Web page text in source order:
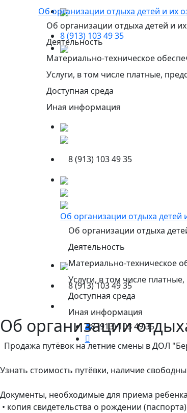
8 (913) 103 49 35
Об организации отдыха детей и их
Об организации отдыха детей и
Деятельность
Материально-техническое
Услуги, в том числе платные,
Доступная среда
Иная информация
8 (913) 103 49 35
Об организации отдыха детей
Об организации отдыха
Деятельность
Материально-техническое
Услуги, в том числе
Доступная среда
Иная информация
8 (913) 103 49 35
8 (913) 103 49 35
Об организации
Продажа путёвок на летние смены в ДОЛ
Узнать стоимость путёвки, наличие
Документы, необходимые для приема
• копия свидетельства о рождении